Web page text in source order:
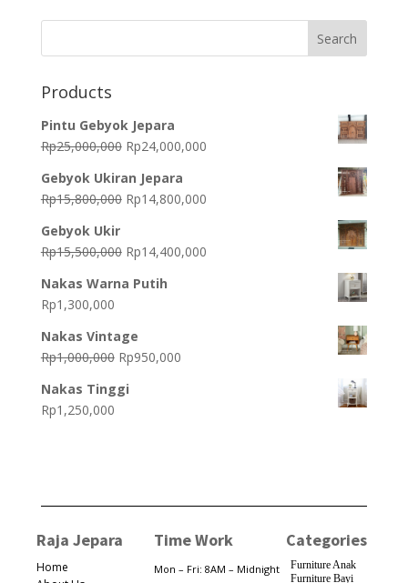
Products
Pintu Gebyok Jepara
Rp25,000,000 Original
was:
Rp25,000,000.
Rp24,000,000Current
Rp24,000,000.
Gebyok Ukiran Jepara
Rp15,800,000 Original
Rp15,800,000.
Rp14,800,000Current
Rp14,800,000.
Gebyok Ukir
Rp15,500,000 Original
was:
Rp14,400,000Current
Nakas Warna Putih
Rp1,300,000
Nakas Vintage
Rp1,000,000 Original
was:
Rp950,000Current
Nakas Tinggi
Rp1,250,000
Raja Jepara
Home
Time Work
Mon – Fri: 8AM – Midnight
Categories
Furniture Anak
Furniture Bayi